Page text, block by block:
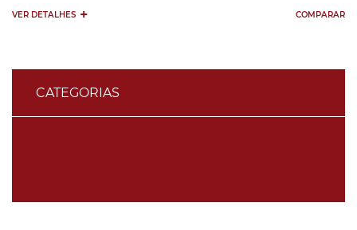
CATEGORIAS
VER DETALHES + COMPARAR